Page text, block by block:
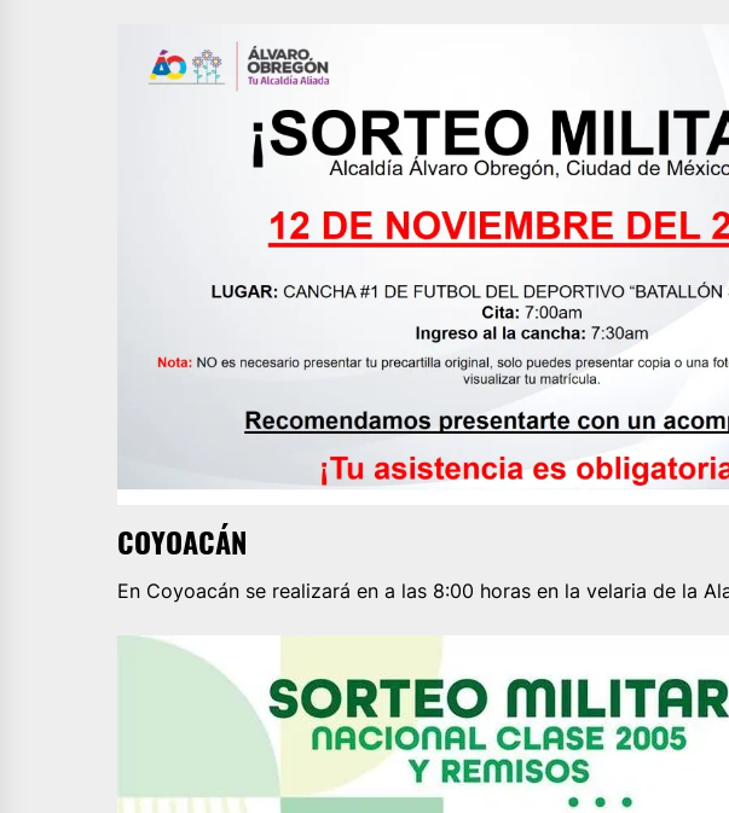
COYOACÁN
En Coyoacán se realizará en a las 8:00 horas en la velaria de la